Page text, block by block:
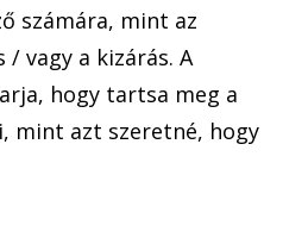
számára, mint az
vagy a kizárás. A
hogy tartsa meg a
mint azt szeretné, hogy